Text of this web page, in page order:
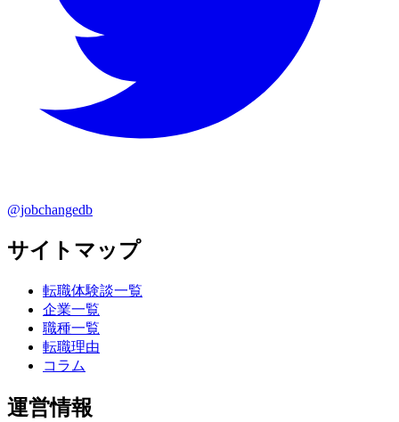
@jobchangedb
サイトマップ
転職体験談一覧
企業一覧
職種一覧
転職理由
コラム
運営情報